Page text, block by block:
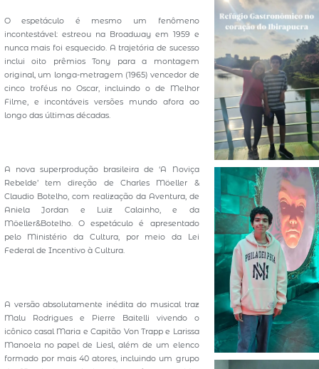
O espetáculo é mesmo um fenômeno
incontestável: estreou na Broadway em 1959 e
nunca mais foi esquecido. A trajetória de sucesso
inclui oito prêmios Tony para a montagem
original, um longa-metragem (1965) vencedor de
cinco troféus no Oscar, incluindo o de Melhor
Filme, e incontáveis versões mundo afora ao
longo das últimas décadas.
A nova superprodução brasileira de ‘A Noviça
Rebelde’ tem direção de Charles Möeller &
Claudio Botelho, com realização da Aventura, de
Aniela Jordan e Luiz Calainho, e da
Möeller&Botelho. O espetáculo é apresentado
pelo Ministério da Cultura, por meio da Lei
Federal de Incentivo à Cultura.
A versão absolutamente inédita do musical traz
Malu Rodrigues e Pierre Baitelli vivendo o
icônico casal Maria e Capitão Von Trapp e Larissa
Manoela no papel de Liesl, além de um elenco
formado por mais 40 atores, incluindo um grupo